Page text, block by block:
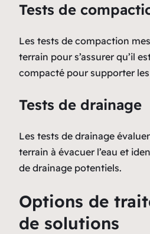
Tests de
Les tests de compaction
terrain pour s’assurer qu’il
compacté pour supporter
Tests de drainage
Les tests de drainage
terrain à évacuer l’eau et
de drainage potentiels.
Options de
de solutions